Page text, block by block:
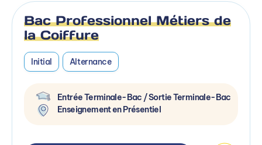
Bac Professionnel Métiers de
la Coiffure
Initial Alternance
Entrée Terminale-Bac / Sortie Terminale-Bac
Enseignement en Présentiel